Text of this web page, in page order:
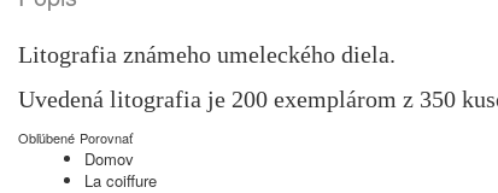
Litografia známeho umeleckého diela.
Uvedená litografia je 200 exemplárom z 350
Obľúbené Porovnať
Domov
La coiffure